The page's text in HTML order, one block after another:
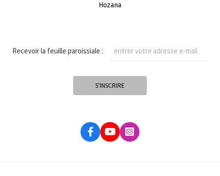
Hozana
Recevoir la feuille paroissiale :